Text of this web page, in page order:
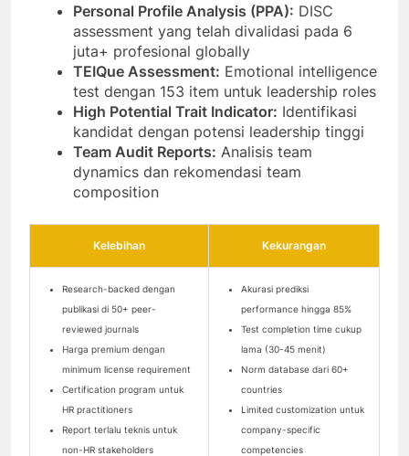
Personal Profile Analysis (PPA): DISC
assessment yang telah divalidasi pada 6
juta+ profesional globally
TEIQue Assessment: Emotional intelligence
test dengan 153 item untuk leadership roles
High Potential Trait Indicator: Identifikasi
kandidat dengan potensi leadership tinggi
Team Audit Reports: Analisis team
dynamics dan rekomendasi team
composition
Kelebihan Kekurangan
Research-backed dengan
publikasi di 50+ peer-
reviewed journals
Harga premium dengan
minimum license requirement
Certification program untuk
HR practitioners
Report terlalu teknis untuk
non-HR stakeholders
Akurasi prediksi
performance hingga 85%
Test completion time cukup
lama (30-45 menit)
Norm database dari 60+
countries
Limited customization untuk
company-specific
competencies